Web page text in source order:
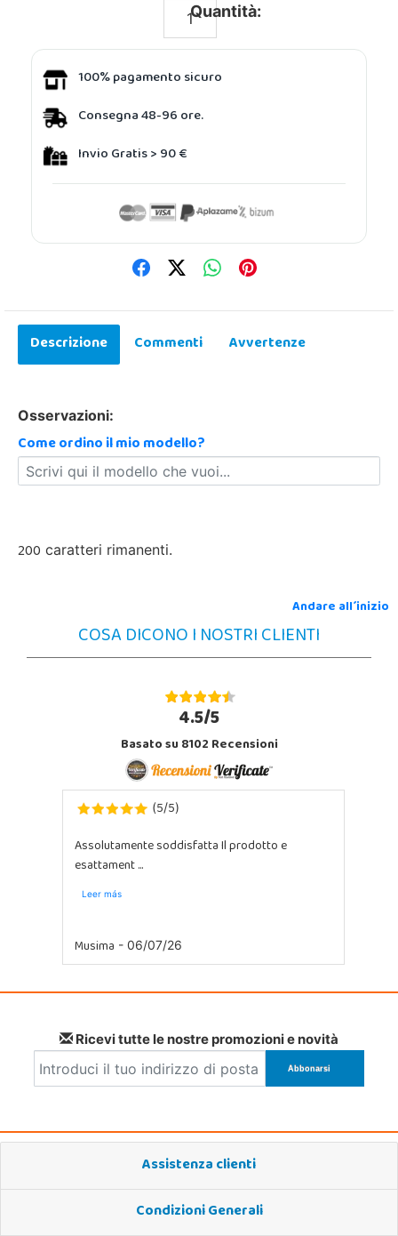
Quantità:
100% pagamento sicuro
Consegna 48-96 ore.
Invio Gratis > 90 €
Descrizione Commenti Avvertenze
Osservazioni:
Come ordino il mio modello?
200 caratteri rimanenti.
Andare all´inizio
COSA DICONO I NOSTRI CLIENTI
4.5/5
Basato su 8102 Recensioni
(5/5)
Assolutamente soddisfatta Il prodotto e
esattament ...
Leer más
Musima - 06/07/26
Ricevi tutte le nostre promozioni e novità
Assistenza clienti
Condizioni Generali